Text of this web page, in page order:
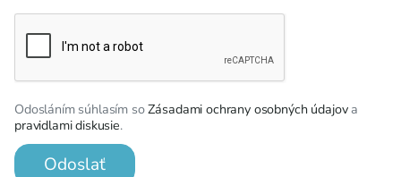
Odosláním súhlasím soZásadami ochrany osobných údajova
pravidlami diskusie.
Odoslať